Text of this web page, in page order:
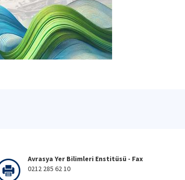
Avrasya Yer Bilimleri Enstitüsü - Fax
0212 285 62 10